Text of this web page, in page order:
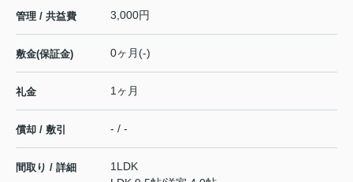
管理 / 共益費 3,000円
敷金(保証金) 0ヶ月(-)
礼金 1ヶ月
償却 / 敷引 - / -
間取り / 詳細
1LDK